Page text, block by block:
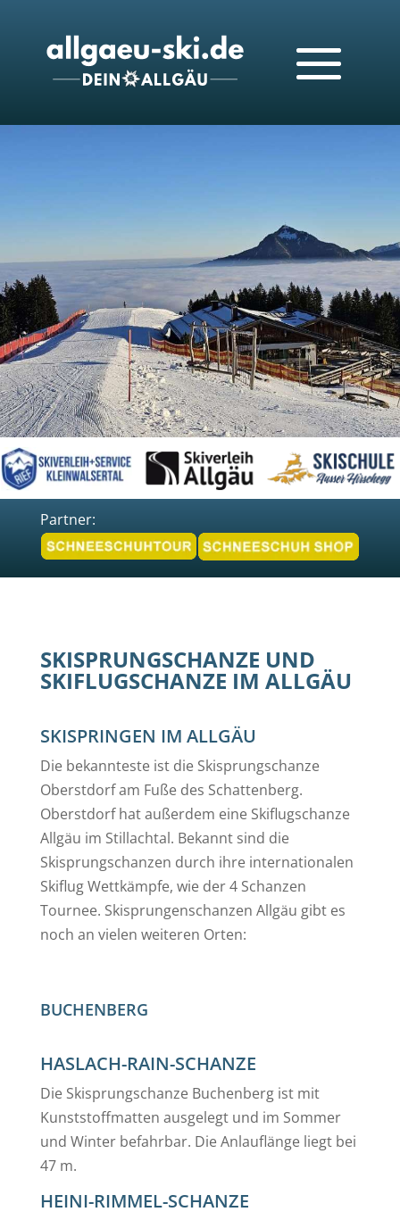
Partner:
SKISPRUNGSCHANZE UND
SKIFLUGSCHANZE IM ALLGÄU
SKISPRINGEN IM ALLGÄU
Die bekannteste ist die Skisprungschanze
Oberstdorf am Fuße des Schattenberg.
Oberstdorf hat außerdem eine Skiflugschanze
Allgäu im Stillachtal. Bekannt sind die
Skisprungschanzen durch ihre internationalen
Skiflug Wettkämpfe, wie der 4 Schanzen
Tournee. Skisprungenschanzen Allgäu gibt es
noch an vielen weiteren Orten:
BUCHENBERG
HASLACH-RAIN-SCHANZE
Die Skisprungschanze Buchenberg ist mit
Kunststoffmatten ausgelegt und im Sommer
und Winter befahrbar. Die Anlauflänge liegt bei
47 m.
HEINI-RIMMEL-SCHANZE